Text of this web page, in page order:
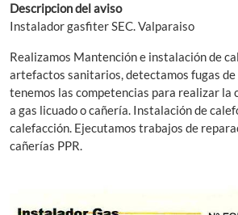
Descripcion del aviso
Instalador gasfiter SEC. Valparaiso
Realizamos Mantención e instalación de
artefactos sanitarios, detectamos fugas de
tenemos las competencias para realizar la
a gas licuado o cañería. Instalación de
calefacción. Ejecutamos trabajos de
cañerías PPR.